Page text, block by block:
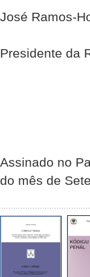
José Ramos-
Presidente da
Assinado no
do mês de